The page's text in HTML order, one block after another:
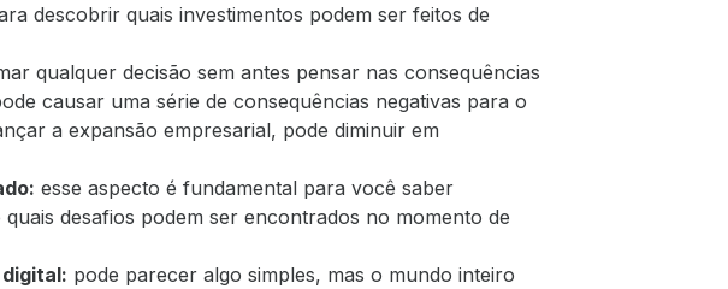
descobrir quais investimentos podem ser feitos de
qualquer decisão sem antes pensar nas consequências
causar uma série de consequências negativas para o
a expansão empresarial, pode diminuir em
esse aspecto é fundamental para você saber
desafios podem ser encontrados no momento de
pode parecer algo simples, mas o mundo inteiro